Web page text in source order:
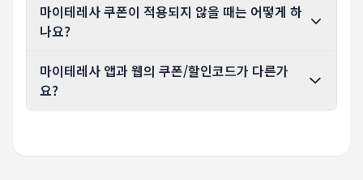
마이테레사 쿠폰이 적용되지 않을 때는 어떻게 하
나요?
마이테레사 앱과 웹의 쿠폰/할인코드가 다른가
요?